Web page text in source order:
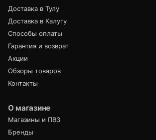
Доставка в Тулу
Доставка в Калугу
Способы оплаты
Гарантия и возврат
Акции
Обзоры товаров
Контакты
О магазине
Магазины и ПВЗ
Бренды